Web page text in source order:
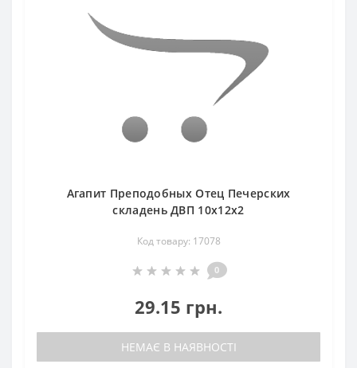
Агапит Преподобных Отец Печерских
складень ДВП 10х12х2
Код товару: 17078
0
29.15 грн.
НЕМАЄ В НАЯВНОСТІ